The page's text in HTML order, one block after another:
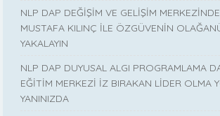
NLP DAP DEĞİŞİM VE GELİŞİM
MUSTAFA KILINÇ İLE ÖZGÜVENİN
YAKALAYIN
NLP DAP DUYUSAL ALGI PROGRAMLAMA
EĞİTİM MERKEZİ İZ BIRAKAN LİDER OLMA
YANINIZDA